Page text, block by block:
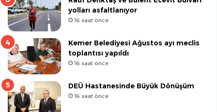
yolları asfaltlanıyor
16 saat önce
Kemer Belediyesi Ağustos ayı meclis
toplantısı yapıldı
16 saat önce
DEÜ Hastanesinde Büyük Dönüşüm
16 saat önce